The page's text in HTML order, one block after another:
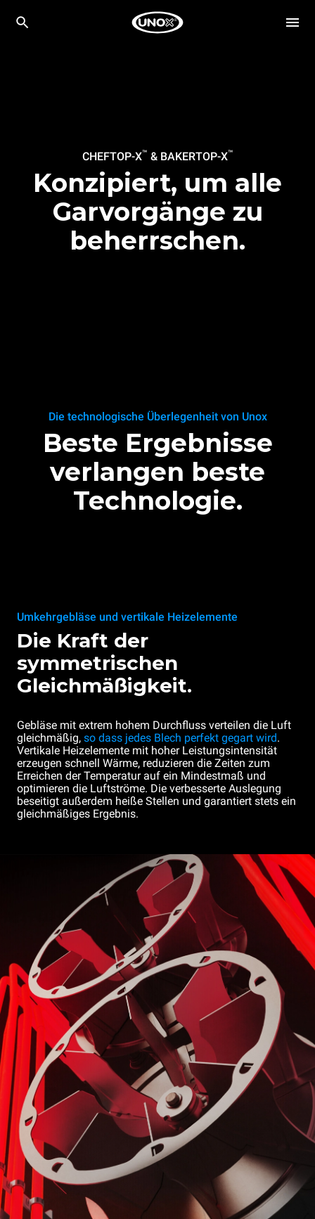
CHEFTOP-X™ & BAKERTOP-X™
Konzipiert, um alle
Garvorgänge zu
beherrschen.
Die technologische Überlegenheit von Unox
Beste Ergebnisse
verlangen beste
Technologie.
Umkehrgebläse und vertikale Heizelemente
Die Kraft der
symmetrischen
Gleichmäßigkeit.
Gebläse mit extrem hohem Durchfluss verteilen die Luft
gleichmäßig, so dass jedes Blech perfekt gegart wird.
Vertikale Heizelemente mit hoher Leistungsintensität
erzeugen schnell Wärme, reduzieren die Zeiten zum
Erreichen der Temperatur auf ein Mindestmaß und
optimieren die Luftströme. Die verbesserte Auslegung
beseitigt außerdem heiße Stellen und garantiert stets ein
gleichmäßiges Ergebnis.